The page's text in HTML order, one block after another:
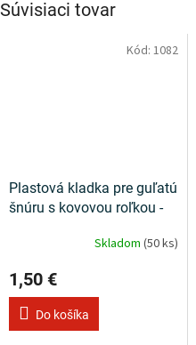
Súvisiaci tovar
Plastová kladka pre guľatú
šnúru s kovovou roľkou -
Skladom (50 ks)
1,50 €
Do košíka
Kód: 1082